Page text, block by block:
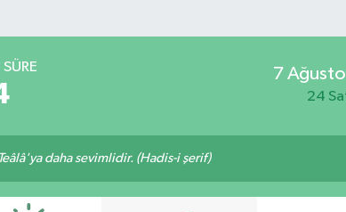
7
24
daha sevimlidir. (Hadis-i şerif)